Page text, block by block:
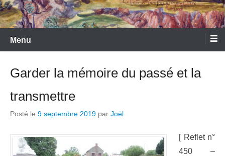
Menu
Garder la mémoire du passé et la
transmettre
Posté le 9 septembre 2019 par Joël
[ Reflet n°
450 –